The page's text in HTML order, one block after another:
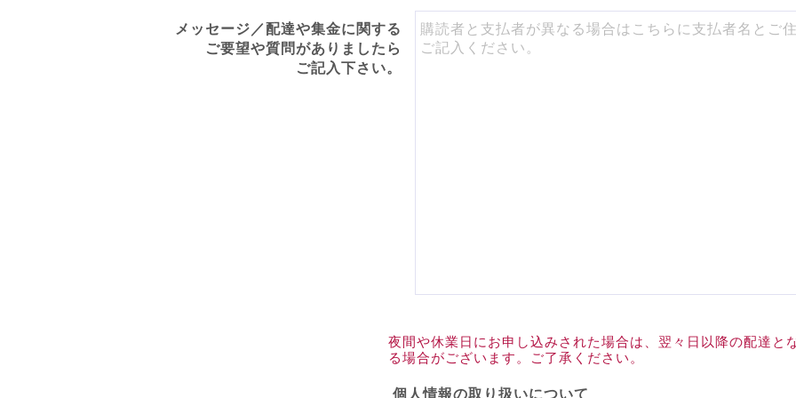
メッセージ／配達や集金に関する
ご要望や質問がありましたら
ご記入下さい。
夜間や休業日にお申し込みされた場合は、翌々日以降の配達と
る場合がございます。ご了承ください。
個人情報の取り扱いについて